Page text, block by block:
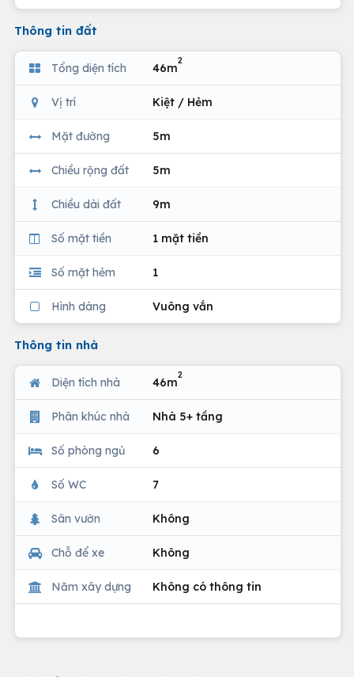
Thông tin đất
Tổng diện tích 46m
2
Vị trí Kiệt / Hẻm
Mặt đường 5m
Chiều rộng đất 5m
Chiều dài đất 9m
Số mặt tiền 1 mặt tiền
Số mặt hẻm 1
Hình dáng Vuông vắn
Thông tin nhà
Diện tích nhà 46m
2
Phân khúc nhà Nhà 5+ tầng
Số phòng ngủ 6
Số WC 7
Sân vườn Không
Chỗ để xe Không
Năm xây dựng Không có thông tin